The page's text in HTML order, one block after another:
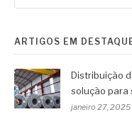
ARTIGOS EM
Distribuição
solução para
janeiro 27, 2025